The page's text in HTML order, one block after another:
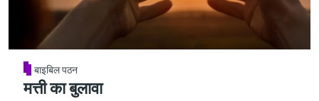
बाइबिल पठन
मत्ती का बुलावा